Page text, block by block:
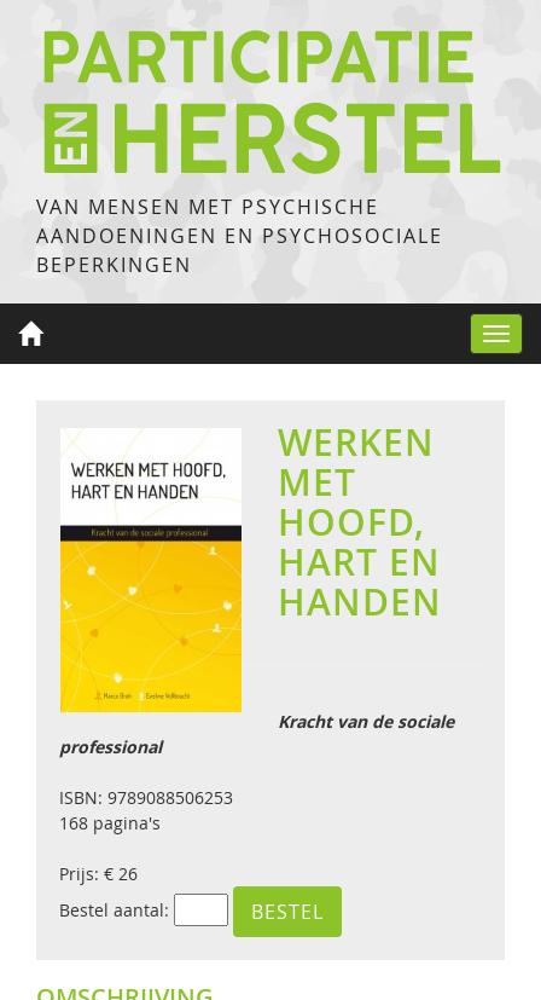
VAN MENSEN MET PSYCHISCHE
AANDOENINGEN EN PSYCHOSOCIALE
BEPERKINGEN
WERKEN
MET
HOOFD,
HART EN
HANDEN
Kracht van de sociale
professional
ISBN: 9789088506253
168 pagina's
Prijs: € 26
Bestel aantal: